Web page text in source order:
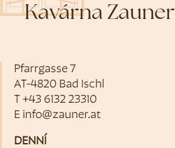
Kavárna Zauner
Pfarrgasse 7
AT-4820 Bad Ischl
T +43 6132 23310
E info@zauner.at
DENNÍ